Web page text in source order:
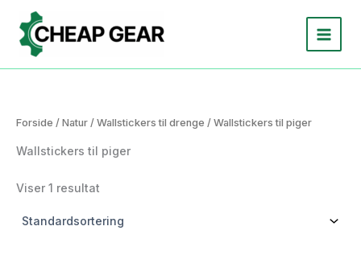
indholdet
Forside / Natur / Wallstickers til drenge / Wallstickers til piger
Wallstickers til piger
Viser 1 resultat